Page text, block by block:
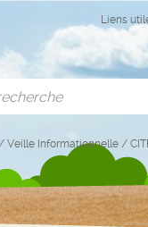
Liens
Veille Informationnelle /